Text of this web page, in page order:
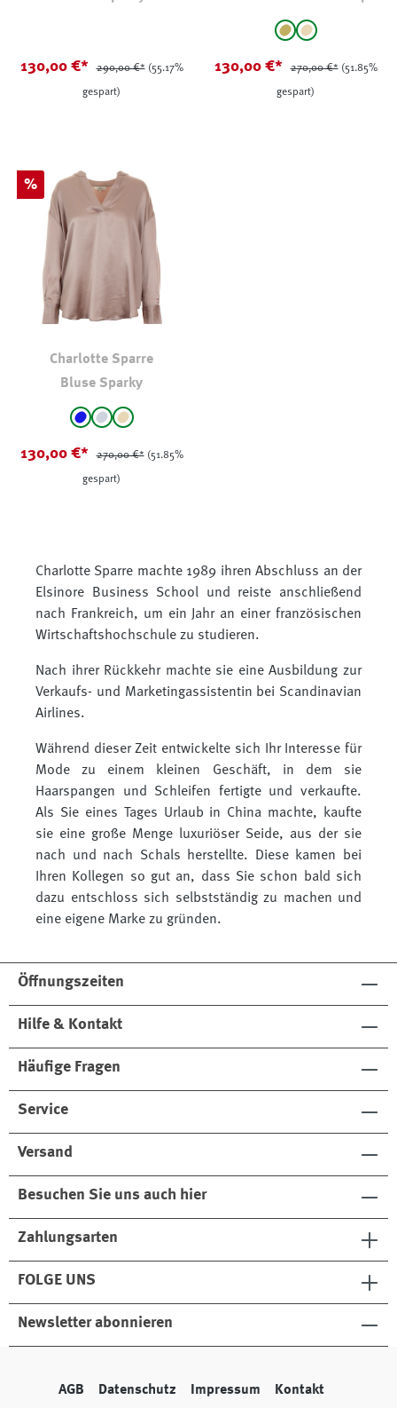
130,00 €* 290,00 €* (55.17%
gespart)
auswählen
Khaki
(Diese Option ist
beige
130,00 €* 270,00 €* (51.85%
gespart)
Rabatt
%
Charlotte Sparre
Bluse Sparky
auswählen
Blau
(Diese Option ist zurzeit nicht verfügbar.)
Grau
(Diese Option ist zurzeit nicht verfügbar.)
beige
130,00 €* 270,00 €* (51.85%
gespart)
Charlotte Sparre machte 1989 ihren Abschluss an der
Elsinore Business School und reiste anschließend
nach Frankreich, um ein Jahr an einer französischen
Wirtschaftshochschule zu studieren.
Nach ihrer Rückkehr machte sie eine Ausbildung zur
Verkaufs- und Marketingassistentin bei Scandinavian
Airlines.
Während dieser Zeit entwickelte sich Ihr Interesse für
Mode zu einem kleinen Geschäft, in dem sie
Haarspangen und Schleifen fertigte und verkaufte.
Als Sie eines Tages Urlaub in China machte, kaufte
sie eine große Menge luxuriöser Seide, aus der sie
nach und nach Schals herstellte. Diese kamen bei
Ihren Kollegen so gut an, dass Sie schon bald sich
dazu entschloss sich selbstständig zu machen und
eine eigene Marke zu gründen.
Öffnungszeiten
Hilfe & Kontakt
Häufige Fragen
Service
Versand
Besuchen Sie uns auch hier
Zahlungsarten
FOLGE UNS
Newsletter abonnieren
AGB Datenschutz Impressum Kontakt